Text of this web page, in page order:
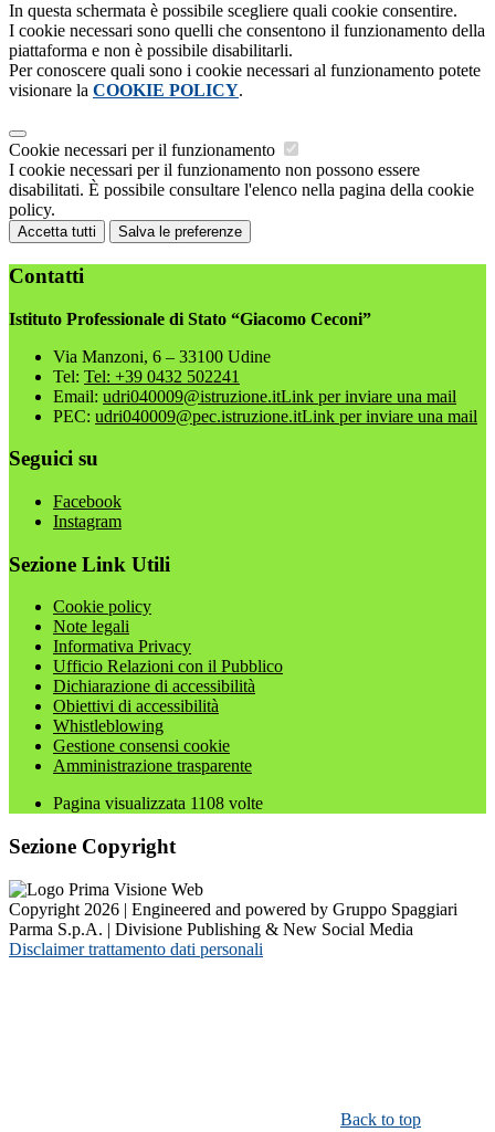
In questa schermata è possibile scegliere quali cookie consentire.
I cookie necessari sono quelli che consentono il funzionamento della
piattaforma e non è possibile disabilitarli.
Per conoscere quali sono i cookie necessari al funzionamento potete
visionare la COOKIE POLICY.
Cookie necessari per il funzionamento
I cookie necessari per il funzionamento non possono essere
disabilitati. È possibile consultare l'elenco nella pagina della cookie
policy.
Accetta tutti Salva le preferenze
Contatti
Istituto Professionale di Stato “Giacomo Ceconi”
Via Manzoni, 6 – 33100 Udine
Tel: Tel: +39 0432 502241
Email: udri040009@istruzione.itLink per inviare una mail
PEC: udri040009@pec.istruzione.itLink per inviare una mail
Seguici su
Facebook
Instagram
Sezione Link Utili
Cookie policy
Note legali
Informativa Privacy
Ufficio Relazioni con il Pubblico
Dichiarazione di accessibilità
Obiettivi di accessibilità
Whistleblowing
Gestione consensi cookie
Amministrazione trasparente
Pagina visualizzata 1108 volte
Sezione Copyright
Copyright 2026 | Engineered and powered by Gruppo Spaggiari
Parma S.p.A. | Divisione Publishing & New Social Media
Disclaimer trattamento dati personali
Back to top